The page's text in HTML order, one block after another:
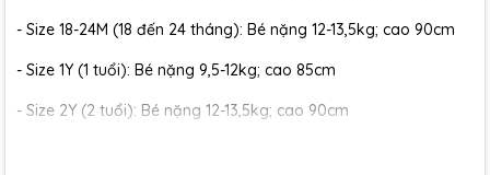
- Size 18-24M (18 đến 24 tháng): Bé nặng 12-13,5kg; cao 90cm
- Size 1Y (1 tuổi): Bé nặng 9,5-12kg; cao 85cm
- Size 2Y (2 tuổi): Bé nặng 12-13,5kg; cao 90cm